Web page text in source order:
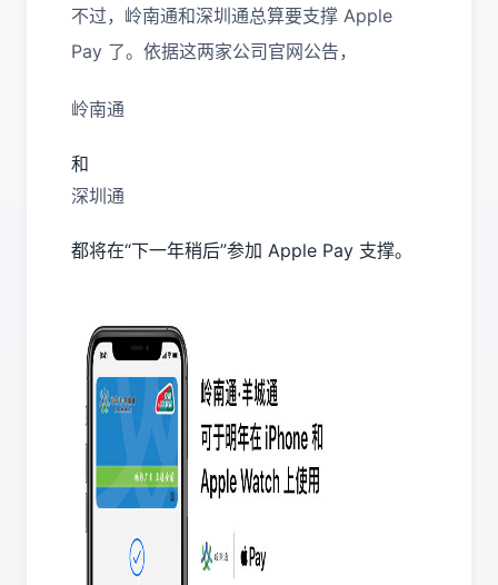
不过，岭南通和深圳通总算要支撑 Apple
Pay 了。依据这两家公司官网公告，
岭南通
和
深圳通
都将在“下一年稍后”参加 Apple Pay 支撑。